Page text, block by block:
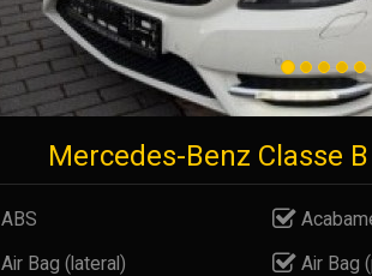
Mercedes-Benz Classe
ABS
Air Bag (lateral)
Air Bag